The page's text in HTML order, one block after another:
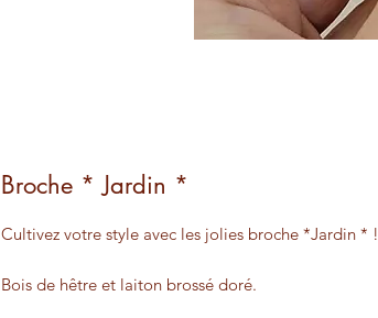
Broche * Jardin *
Cultivez votre style avec les jolies broche *Jardin * !
Bois de hêtre et laiton brossé doré.